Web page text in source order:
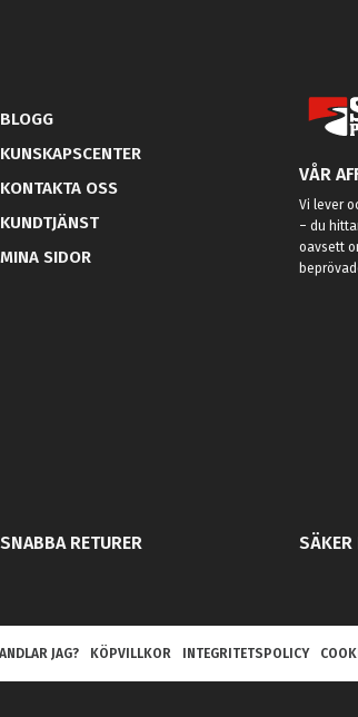
BLOGG
KUNSKAPSCENTER
KONTAKTA OSS
KUNDTJÄNST
MINA SIDOR
VÅR
Vi lever
– du
oavsett
SNABBA RETURER SÄKER
JAG? KÖPVILLKOR INTEGRITETSPOLICY